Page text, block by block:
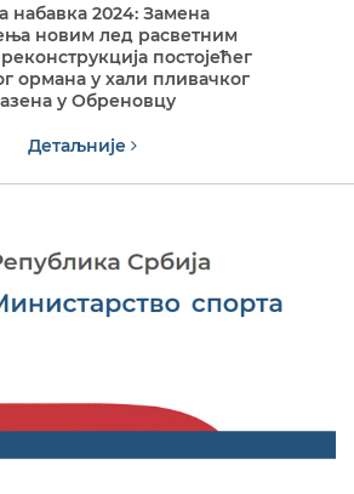
набавка 2024: Замена
новим лед расветним
постојећег
ормана у хали пливачког
у Обреновцу
Детаљније